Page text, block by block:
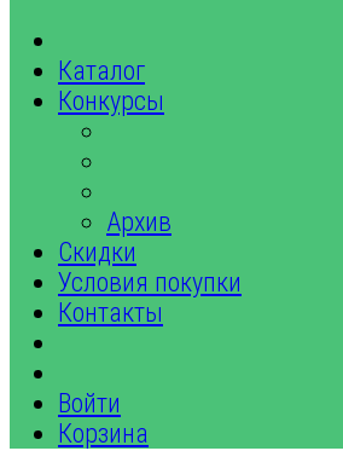
Каталог
Конкурсы
Архив
Скидки
Условия покупки
Контакты
Войти
Корзина